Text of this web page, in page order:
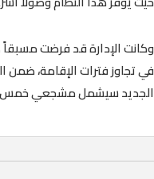
وكانت الإدارة قد فرضت
في تجاوز فترات الإقامة، ضمن
الجديد سيشمل مشجعي خمس